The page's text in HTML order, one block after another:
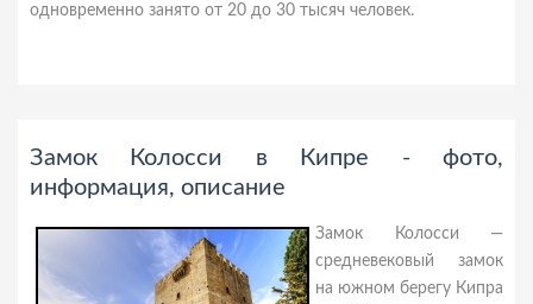
одновременно занято от 20 до 30 тысяч человек.
Замок Колосси в Кипре - фото,
информация, описание
Замок Колосси —
средневековый замок
на южном берегу Кипра